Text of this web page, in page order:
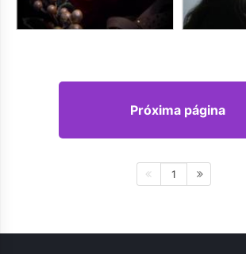
Próxima página
1